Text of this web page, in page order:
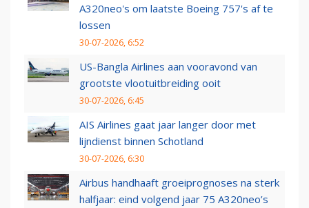
A320neo's om laatste Boeing 757's af te
lossen
30-07-2026, 6:52
US-Bangla Airlines aan vooravond van
grootste vlootuitbreiding ooit
30-07-2026, 6:45
AIS Airlines gaat jaar langer door met
lijndienst binnen Schotland
30-07-2026, 6:30
Airbus handhaaft groeiprognoses na sterk
halfjaar: eind volgend jaar 75 A320neo’s